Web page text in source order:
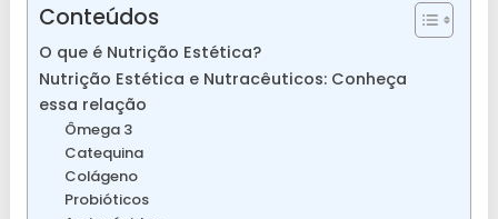
Conteúdos
O que é Nutrição Estética?
Nutrição Estética e Nutracêuticos: Conheça
essa relação
Ômega 3
Catequina
Colágeno
Probióticos